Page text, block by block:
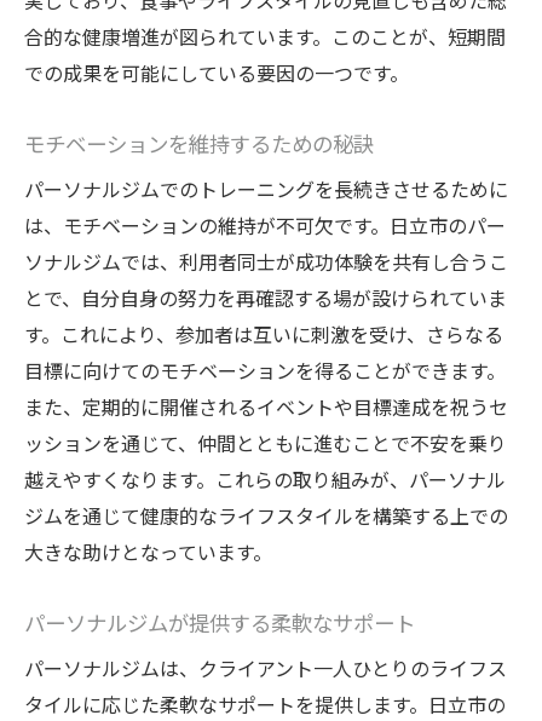
合的な健康増進が図られています。このことが、短期間
での成果を可能にしている要因の一つです。
モチベーションを維持するための秘訣
パーソナルジムでのトレーニングを長続きさせるために
は、モチベーションの維持が不可欠です。日立市のパー
ソナルジムでは、利用者同士が成功体験を共有し合うこ
とで、自分自身の努力を再確認する場が設けられていま
す。これにより、参加者は互いに刺激を受け、さらなる
目標に向けてのモチベーションを得ることができます。
また、定期的に開催されるイベントや目標達成を祝うセ
ッションを通じて、仲間とともに進むことで不安を乗り
越えやすくなります。これらの取り組みが、パーソナル
ジムを通じて健康的なライフスタイルを構築する上での
大きな助けとなっています。
パーソナルジムが提供する柔軟なサポート
パーソナルジムは、クライアント一人ひとりのライフス
タイルに応じた柔軟なサポートを提供します。日立市の